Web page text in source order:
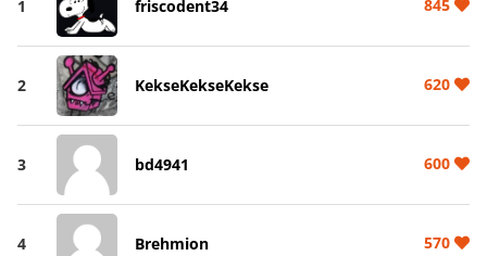
1 friscodent34 845
2 KekseKekseKekse 620
3 bd4941 600
4 Brehmion 570